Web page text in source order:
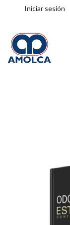
Iniciar sesión